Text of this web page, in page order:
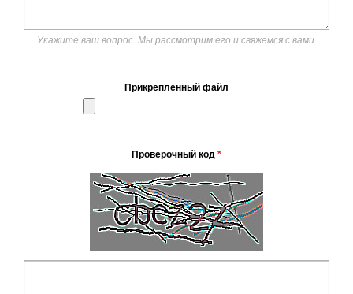
Укажите ваш вопрос. Мы рассмотрим его и свяжемся с вами.
Прикрепленный файл
Проверочный код *